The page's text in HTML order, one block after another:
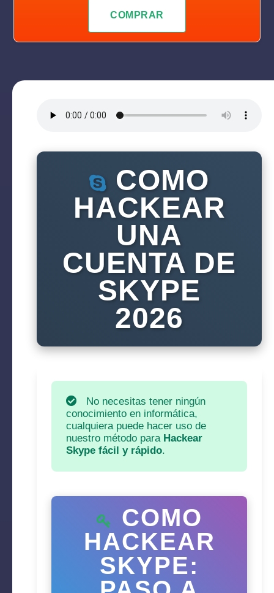
COMPRAR
COMO
HACKEAR
UNA
CUENTA DE
SKYPE
2026
No necesitas tener ningún
conocimiento en informática,
cualquiera puede hacer uso de
nuestro método para Hackear
Skype fácil y rápido.
COMO
HACKEAR
SKYPE: